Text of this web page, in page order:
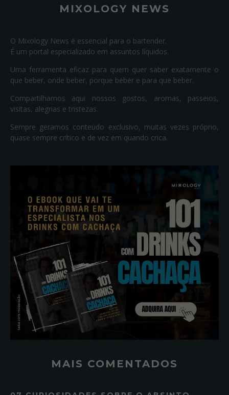
MIXOLOGY NEWS
O Mixology News é essencial para o bartender.
É um portal especializado em assuntos líquidos.
Uma ferramenta eficaz para quem quer saber exatamente o
que beber, onde beber, porque beber e para que beber.
Compartilhamos aqui nossos gostos, aromas, passeios,
visitas, alegrias e tristezas.
Sempre geramos conteúdo exclusivo, muitas vezes próprio,
quase sempre crítico e de vez em quando crica.
MAIS COMENTADOS